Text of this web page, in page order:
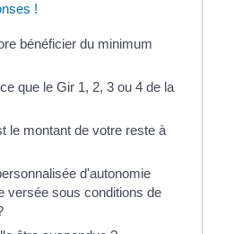
!
bénéficier du minimum
que le Gir 1, 2, 3 ou 4 de la
le montant de votre reste à
d'autonomie
versée sous conditions de